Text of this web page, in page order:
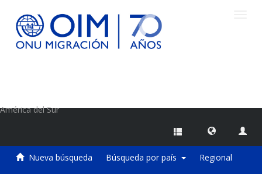
América del Sur
Nueva búsqueda Búsqueda por país Regional